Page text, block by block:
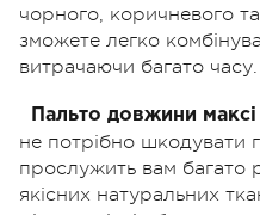
чорного, коричневого
зможете легко
витрачаючи багато часу.
Пальто довжини максі
не потрібно шкодувати
прослужить вам багато
якісних натуральних